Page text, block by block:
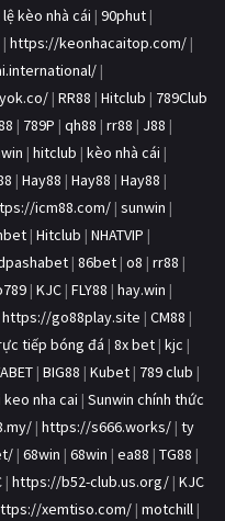
kèo nhà cái | 90phut |
| https://keonhacaitop.com/ |
|
| RR88 | Hitclub | 789Club
| 789P | qh88 | rr88 | J88 |
| hitclub | kèo nhà cái |
| Hay88 | Hay88 | Hay88 |
icm88.com/ | sunwin |
| Hitclub | NHATVIP |
| 86bet | o8 | rr88 |
| KJC | FLY88 | hay.win |
https://go88play.site | CM88 |
tiếp bóng đá | 8x bet | kjc |
| BIG88 | Kubet | 789 club |
keo nha cai | Sunwin chính thức
| https://s666.works/ | ty
| 68win | 68win | ea88 | TG88 |
| https://b52-club.us.org/ | KJC
xemtiso.com/ | motchill |